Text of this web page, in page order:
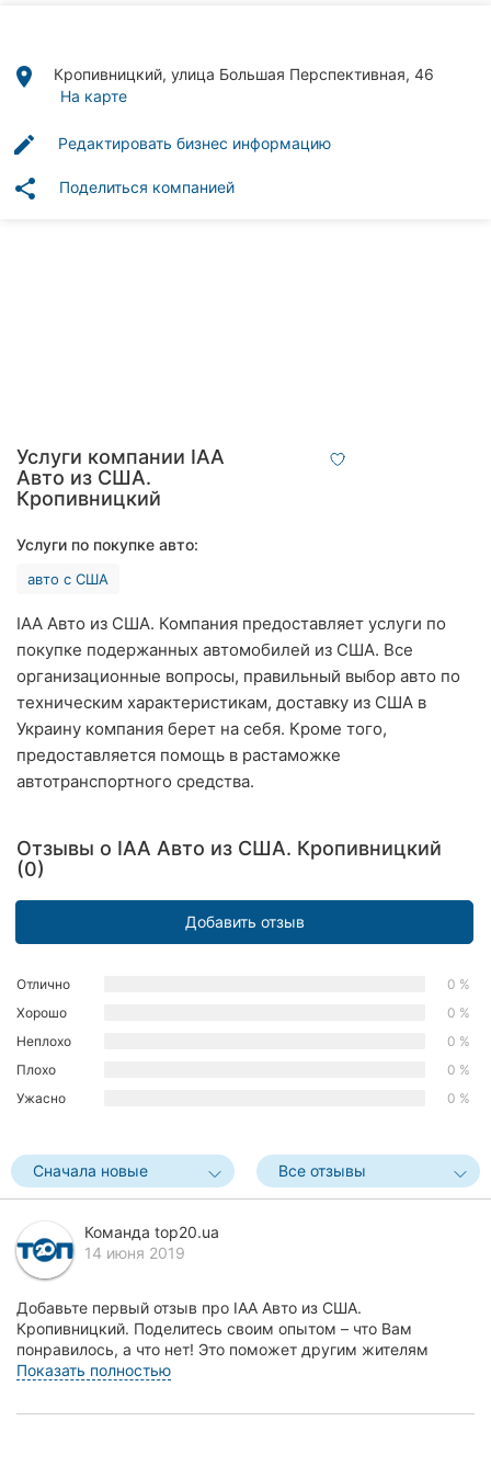
Тернополь
Хмельницкий
Киев
Харьков
Запорожье
Днепр
Львов
Херсон
Чернигов
Черновцы
Сумы
Франковск
Луцк
place
Кропивницкий, улица Большая Перспективная, 46
На карте
edit Редактировать бизнес информацию
share Поделиться компанией
Услуги компании IAA
Авто из США.
Кропивницкий
Услуги по покупке авто:
авто с США
IAA Авто из США. Компания предоставляет услуги по
покупке подержанных автомобилей из США. Все
организационные вопросы, правильный выбор авто по
техническим характеристикам, доставку из США в
Украину компания берет на себя. Кроме того,
предоставляется помощь в растаможке
автотранспортного средства.
Отзывы о IAA Авто из США. Кропивницкий
(0)
Добавить отзыв
Отлично
0 %
Хорошо
0 %
Неплохо
0 %
Плохо
0 %
Ужасно
0 %
Сначала новые Все отзывы
Команда top20.ua
14 июня 2019
Добавьте первый отзыв про IAA Авто из США.
Кропивницкий. Поделитесь своим опытом – что Вам
понравилось, а что нет! Это поможет другим жителям
Кропивн...
Показать полностью